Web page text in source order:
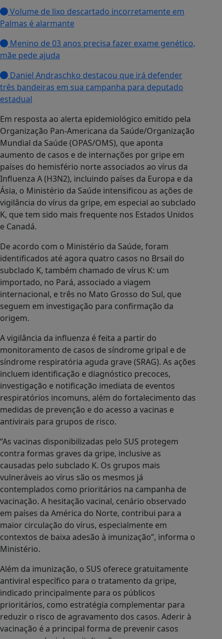
Volume de lixo descartado incorretamente em
Palmas é alarmante
Menino de 03 anos precisa fazer exame genético,
mãe pede ajuda
Daniel Andraschko destacou que irá defender
três bandeiras em sua campanha para deputado
estadual
Em resposta ao alerta epidemiológico emitido pela
Organização Pan-Americana da Saúde/Organização
Mundial da Saúde (OPAS/OMS), que aponta
aumento de casos e de internações por gripe em
países do hemisfério norte associados ao vírus da
Influenza A (H3N2), incluindo países da Europa e da
Ásia, o Ministério da Saúde intensificou as ações de
vigilância do vírus da gripe, em especial ao subclado
K, que tem sido mais frequente nos Estados Unidos
e Canadá.
De acordo com o Ministério da Saúde, foram
identificados até agora quatro casos no Brsail do
subclado K, também chamado de vírus K: um
importado, no Pará, associado a viagem
internacional, e três no Mato Grosso do Sul, que
seguem em investigação para confirmação da
origem.
A vigilância da influenza é feita a partir do
monitoramento de casos de síndrome gripal e de
síndrome respiratória aguda grave (SRAG). As ações
incluem identificação e diagnóstico precoces,
investigação e notificação imediata de eventos
respiratórios incomuns, além do fortalecimento das
medidas de prevenção e do acesso a vacinas e
antivirais para grupos de risco.
“As vacinas disponibilizadas pelo SUS protegem
contra formas graves da gripe, inclusive as
causadas pelo subclado K. Os grupos mais
vulneráveis ao vírus são os mesmos já
contemplados como prioritários na campanha de
vacinação. A hesitação vacinal, cenário observado
em países da América do Norte, contribui para a
maior circulação do vírus, especialmente em
contextos de baixa adesão à imunização”, informa o
Ministério.
Além da imunização, o SUS oferece gratuitamente
antiviral específico para o tratamento da gripe,
indicado principalmente para os públicos
prioritários, como estratégia complementar para
reduzir o risco de agravamento dos casos. Aderir à
vacinação é a principal forma de prevenir casos